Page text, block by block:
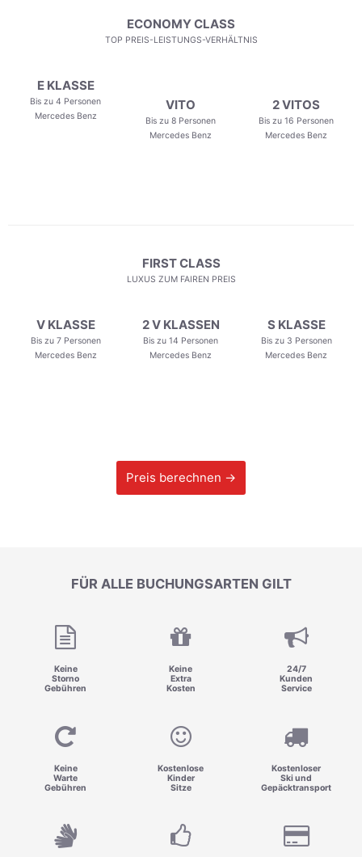
ECONOMY CLASS
TOP PREIS-LEISTUNGS-VERHÄLTNIS
E KLASSE
Bis zu 4 Personen
Mercedes Benz
VITO
Bis zu 8 Personen
Mercedes Benz
2 VITOS
Bis zu 16 Personen
Mercedes Benz
FIRST CLASS
LUXUS ZUM FAIREN PREIS
V KLASSE
Bis zu 7 Personen
Mercedes Benz
2 V KLASSEN
Bis zu 14 Personen
Mercedes Benz
S KLASSE
Bis zu 3 Personen
Mercedes Benz
Preis berechnen →
FÜR ALLE BUCHUNGSARTEN GILT
Keine
Storno
Gebühren
Keine
Extra
Kosten
24/7
Kunden
Service
Keine
Warte
Gebühren
Kostenlose
Kinder
Sitze
Kostenloser
Ski und
Gepäcktransport